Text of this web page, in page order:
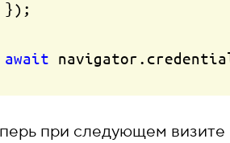
});
await navigator.
при следующем